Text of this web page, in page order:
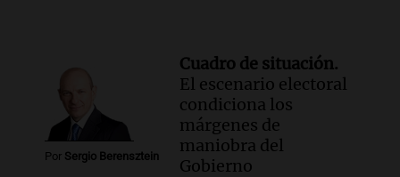
Por Sergio Berensztein
Cuadro de situación.
El escenario electoral
condiciona los
márgenes de
maniobra del
Gobierno